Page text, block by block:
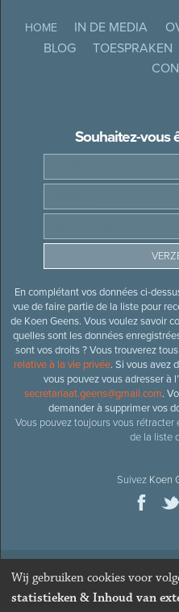
HOME IN DE MEDIA
BLOG
TOESPRAKEN
Souhaitez-vous
En complétant vos données ci-
vue de faire partie de la liste pour
de Koen Geens. Vous voulez savoir
quelles sont les données
sont vos droits ? Vous trouverez
relative à la vie privée. Si vous avez
vous pouvez vous adresser à
secretariaat.geens@gmail.com.
demander à supprimer vos
Vous pouvez toujours vous
de la liste
Suivez Koen
© 2026Ancien ministre et
Wij gebruiken cookies voor
statistieken & Inhoud van